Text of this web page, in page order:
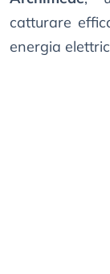
catturare
energia